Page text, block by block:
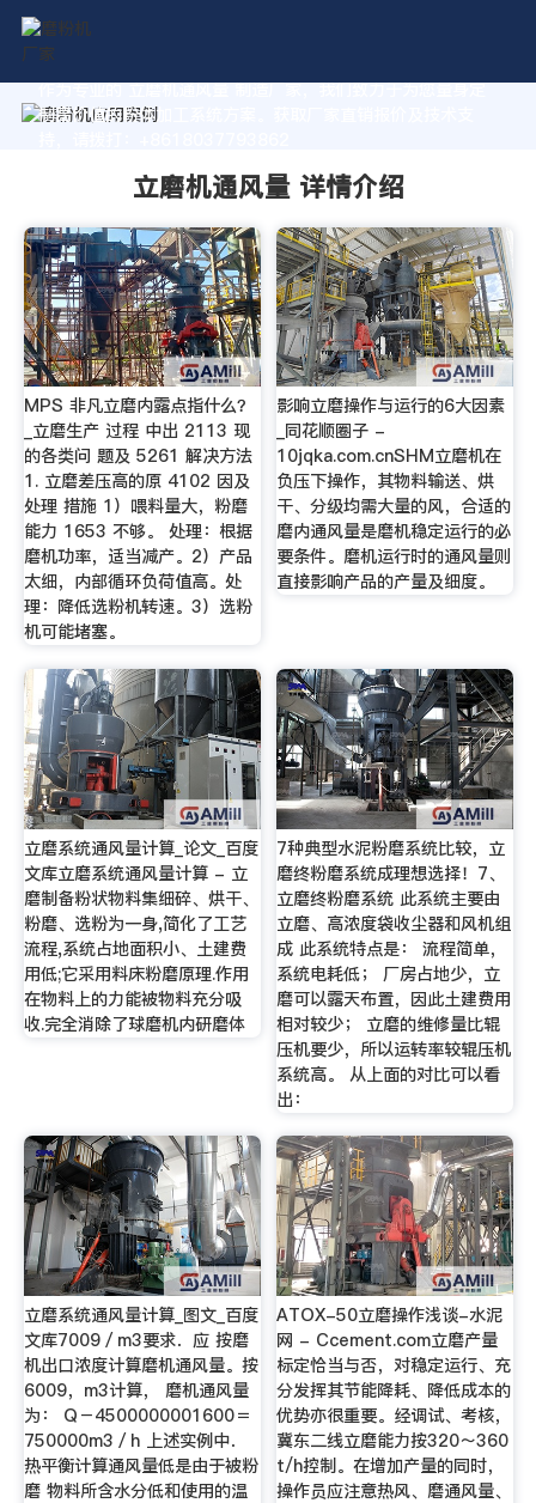
作为专业的 立磨机通风量 制造厂家，我们致力于为您量身定
制高价值的粉体加工系统方案。获取厂家直销报价及技术支
立磨机通风量 详情介绍
MPS 非凡立磨内露点指什么？
_立磨生产 过程 中出 2113 现
的各类问 题及 5261 解决方法
1. 立磨差压高的原 4102 因及
处理 措施 1）喂料量大，粉磨
能力 1653 不够。 处理：根据
磨机功率，适当减产。2）产品
太细，内部循环负荷值高。处
理：降低选粉机转速。3）选粉
机可能堵塞。
影响立磨操作与运行的6大因素
_同花顺圈子 -
10jqka.com.cnSHM立磨机在
负压下操作，其物料输送、烘
干、分级均需大量的风，合适的
磨内通风量是磨机稳定运行的必
要条件。磨机运行时的通风量则
直接影响产品的产量及细度。
立磨系统通风量计算_论文_百度
文库立磨系统通风量计算 - 立
磨制备粉状物料集细碎、烘干、
粉磨、选粉为一身,简化了工艺
流程,系统占地面积小、土建费
用低;它采用料床粉磨原理.作用
在物料上的力能被物料充分吸
收.完全消除了球磨机内研磨体
7种典型水泥粉磨系统比较，立
磨终粉磨系统成理想选择！7、
立磨终粉磨系统 此系统主要由
立磨、高浓度袋收尘器和风机组
成 此系统特点是： 流程简单，
系统电耗低； 厂房占地少，立
磨可以露天布置，因此土建费用
相对较少； 立磨的维修量比辊
压机要少，所以运转率较辊压机
系统高。 从上面的对比可以看
出：
立磨系统通风量计算_图文_百度
文库7009／m3要求．应 按磨
机出口浓度计算磨机通风量。按
6009，m3计算， 磨机通风量
为： Q－4500000001600＝
750000m3／h 上述实例中．
热平衡计算通风量低是由于被粉
磨 物料所含水分低和使用的温
ATOX-50立磨操作浅谈-水泥
网 - Ccement.com立磨产量
标定恰当与否，对稳定运行、充
分发挥其节能降耗、降低成本的
优势亦很重要。经调试、考核，
冀东二线立磨能力按320～360
t/h控制。在增加产量的同时，
操作员应注意热风、磨通风量、